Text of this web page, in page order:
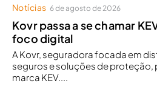
Notícias 6 de agosto de 2026
Kovr passa a se chamar
foco digital
A Kovr, seguradora focada em
seguros e soluções de proteção,
marca KEV....